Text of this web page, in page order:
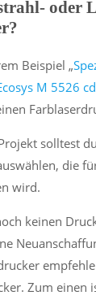
oder
Beispiel „
M 5526
solltest
die
wird.
keinen
Zum einen